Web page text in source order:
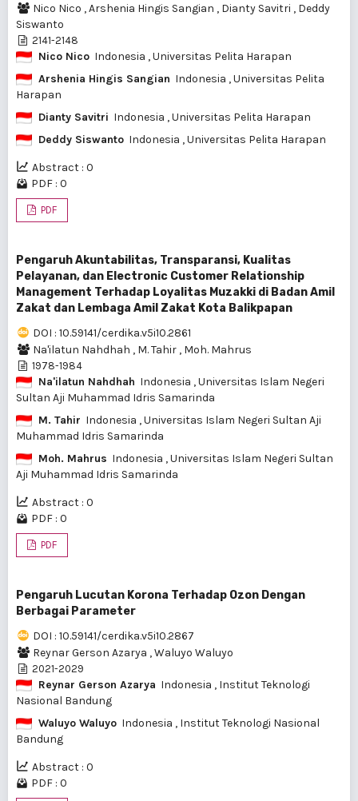
Nico Nico ,Arshenia Hingis Sangian , Dianty Savitri , Deddy
Siswanto
2141-2148
Nico Nico Indonesia , Universitas Pelita Harapan
Arshenia Hingis Sangian Indonesia , Universitas Pelita
Harapan
Dianty Savitri Indonesia , Universitas Pelita Harapan
Deddy Siswanto Indonesia , Universitas Pelita Harapan
Abstract : 0
PDF : 0
PDF
Pengaruh Akuntabilitas, Transparansi, Kualitas
Pelayanan, dan Electronic Customer Relationship
Management Terhadap Loyalitas Muzakki di Badan Amil
Zakat dan Lembaga Amil Zakat Kota Balikpapan
DOI : 10.59141/cerdika.v5i10.2861
Na'ilatun Nahdhah , M. Tahir , Moh. Mahrus
1978-1984
Na'ilatun Nahdhah Indonesia , Universitas Islam Negeri
Sultan Aji Muhammad Idris Samarinda
M. Tahir Indonesia , Universitas Islam Negeri Sultan Aji
Muhammad Idris Samarinda
Moh. Mahrus Indonesia , Universitas Islam Negeri Sultan
Aji Muhammad Idris Samarinda
Abstract : 0
PDF : 0
PDF
Pengaruh Lucutan Korona Terhadap Ozon Dengan
Berbagai Parameter
DOI : 10.59141/cerdika.v5i10.2867
Reynar Gerson Azarya ,Waluyo Waluyo
2021-2029
Reynar Gerson Azarya Indonesia , Institut Teknologi
Nasional Bandung
Waluyo Waluyo Indonesia , Institut Teknologi Nasional
Bandung
Abstract : 0
PDF : 0